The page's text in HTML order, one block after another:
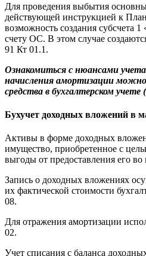
Для проведения выбытия
действующей инструкцией к
возможность создания
счету ОС. В этом случае
91 Кт 01.1.
Ознакомиться с нюансами
начисления амортизации
средства в бухгалтерском
Бухучет доходных вложений в
Активы в форме доходных
имущество, приобретенное с
выгоды от предоставления его во
Запись о доходных вложениях
их фактической стоимости
08.
Для отражения амортизации
02.
Учет списания с баланса